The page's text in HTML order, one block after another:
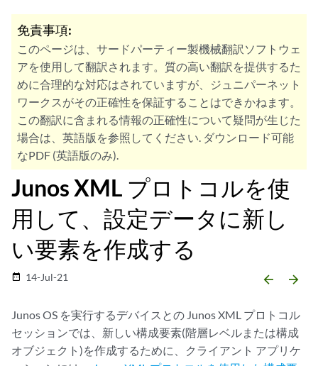
免責事項:
このページは、サードパーティー製機械翻訳ソフトウェ
アを使用して翻訳されます。質の高い翻訳を提供するた
めに合理的な対応はされていますが、ジュニパーネット
ワークスがその正確性を保証することはできかねます。
この翻訳に含まれる情報の正確性について疑問が生じた
場合は、英語版を参照してください. ダウンロード可能
なPDF (英語版のみ).
Junos XML プロトコルを使
用して、設定データに新し
い要素を作成する
date_range 14-Jul-21 arrow_backward arrow_forward
Junos OS を実行するデバイスとの Junos XML プロトコル
セッションでは、新しい構成要素(階層レベルまたは構成
オブジェクト)を作成するために、クライアント アプリケ